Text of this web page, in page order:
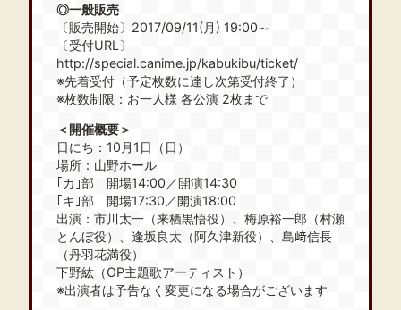
◎一般販売
〔販売開始〕2017/09/11(月) 19:00～
〔受付URL〕
http://special.canime.jp/kabukibu/ticket/
※先着受付（予定枚数に達し次第受付終了）
※枚数制限：お一人様 各公演 2枚まで
＜開催概要＞
日にち：10月1日（日）
場所：山野ホール
｢カ｣部 開場14:00／開演14:30
｢キ｣部 開場17:30／開演18:00
出演：市川太一（来栖黒悟役）、梅原裕一郎（村瀬
とんぼ役）、逢坂良太（阿久津新役）、島﨑信長
（丹羽花満役）
下野紘（OP主題歌アーティスト）
※出演者は予告なく変更になる場合がございます